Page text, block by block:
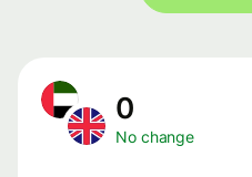
0
No change